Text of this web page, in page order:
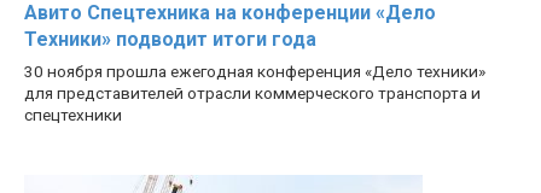
Авито Спецтехника на конференции «Дело
Техники» подводит итоги года
30 ноября прошла ежегодная конференция «Дело техники»
для представителей отрасли коммерческого транспорта и
спецтехники